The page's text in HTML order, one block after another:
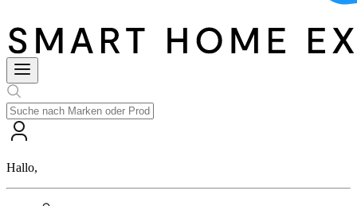
Hallo,